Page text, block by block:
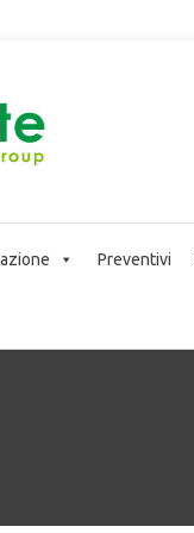
Preventivi